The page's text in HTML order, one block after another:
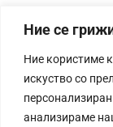
Ние се
Ние користиме
искуство со
анализираме